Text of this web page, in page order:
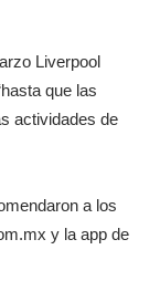
Liverpool
que las
actividades de
a los
y la app de